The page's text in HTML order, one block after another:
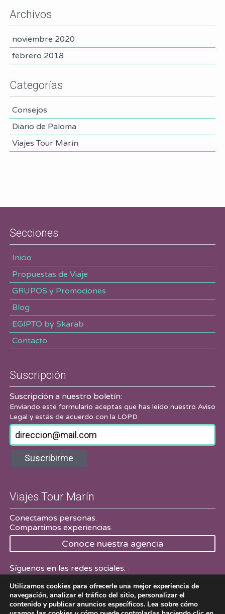
Archivos
noviembre 2020
febrero 2018
Categorías
Consejos
Diario de Paloma
Viajes Tour Marín
Secciones
Inicio
Propuestas de Viaje
GRUPOS y Promociones
Blog
EGIPTO by Skarab
Contacto
Suscripción
Suscripción a nuestro boletín:
Enviando este formulario aceptas que has leído nuestro Aviso
Legal y estás de acuerdo con la LOPD
Suscribirme
Viajes Tour Marín
Conectamos personas.
Compartimos experiencias
Conoce nuestra agencia
Síguenos en las redes sociales:
Facebook Twitter
Utilizamos cookies para ofrecerle una mejor experiencia de
navegación, analizar el tráfico del sitio, personalizar el
contenido y publicar anuncios específicos. Lea sobre cómo